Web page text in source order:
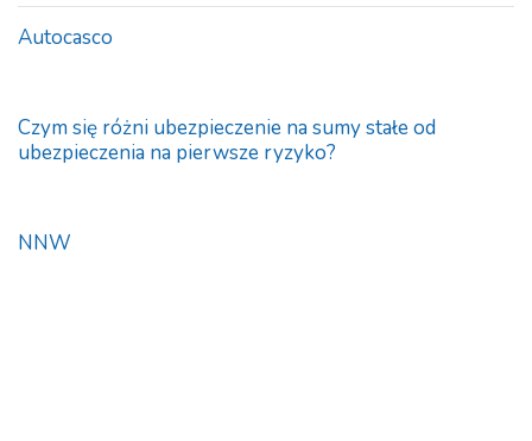
Autocasco
Czym się różni ubezpieczenie na sumy stałe od
ubezpieczenia na pierwsze ryzyko?
NNW